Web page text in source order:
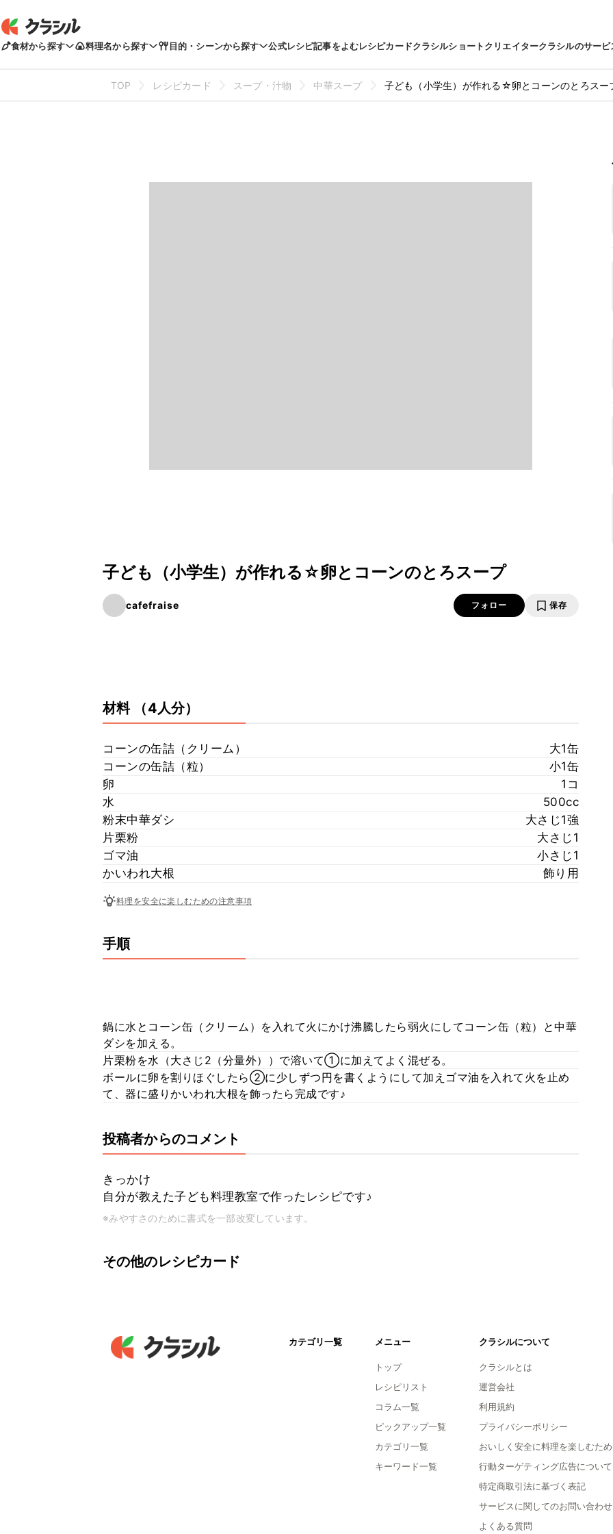
食材から探す 料理名から探す 目的・シーンから探す 公式レシピ記事をよむレシピカードクラシルショートクリエイタークラシルのサービ
TOP レシピカード スープ・汁物 中華スープ 子ども（小学生）が作れる☆卵とコーンのとろスー
子ども（小学生）が作れる☆卵とコーンのとろスープ
cafefraise フォロー 保存
材料 （4人分）
コーンの缶詰（クリーム）
大1缶
コーンの缶詰（粒）
小1缶
卵
1コ
水
500cc
粉末中華ダシ
大さじ1強
片栗粉
大さじ1
ゴマ油
小さじ1
かいわれ大根
飾り用
料理を安全に楽しむための注意事項
手順
鍋に水とコーン缶（クリーム）を入れて火にかけ沸騰したら弱火にしてコーン缶（粒）と中華
ダシを加える。
片栗粉を水（大さじ2（分量外））で溶いて①に加えてよく混ぜる。
ボールに卵を割りほぐしたら②に少しずつ円を書くようにして加えゴマ油を入れて火を止め
て、器に盛りかいわれ大根を飾ったら完成です♪
投稿者からのコメント
きっかけ
自分が教えた子ども料理教室で作ったレシピです♪
※みやすさのために書式を一部改変しています。
その他のレシピカード
カテゴリ一覧 メニュー
トップ
レシピリスト
コラム一覧
ピックアップ一覧
カテゴリ一覧
キーワード一覧
クラシルについて
クラシルとは
運営会社
利用規約
プライバシーポリシー
おいしく安全に料理を楽しむため
行動ターゲティング広告について
特定商取引法に基づく表記
サービスに関してのお問い合わせ
よくある質問